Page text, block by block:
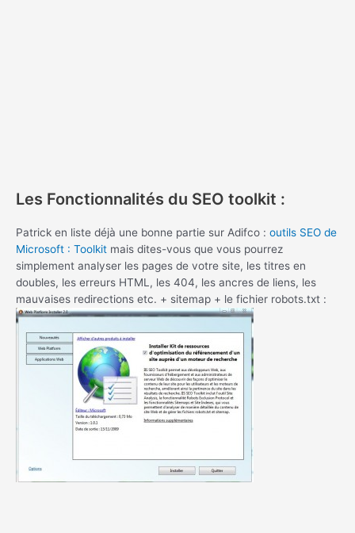
Les Fonctionnalités du SEO toolkit :
Patrick en liste déjà une bonne partie sur Adifco : outils SEO de
Microsoft : Toolkit mais dites-vous que vous pourrez
simplement analyser les pages de votre site, les titres en
doubles, les erreurs HTML, les 404, les ancres de liens, les
mauvaises redirections etc. + sitemap + le fichier robots.txt :